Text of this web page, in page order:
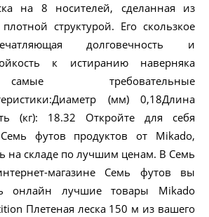
на 8 носителей, сделанная из
структурой. Его скользкое
долговечность и
к истиранию наверняка
требовательные
(мм) 0,18Длина
(кг): 18.32 Откройте для себя
футов продуктов от Mikado,
на складе по лучшим ценам. В Семь
магазине Семь футов вы
онлайн лучшие товары Mikado
Плетеная леска 150 м из вашего